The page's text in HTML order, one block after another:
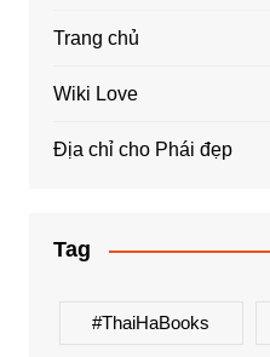
Trang chủ
Wiki Love
Địa chỉ cho Phái đẹp
Tag
#ThaiHaBooks